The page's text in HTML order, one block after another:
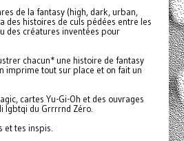
de la fantasy (high, dark, urban,
des histoires de culs pédées entre les
des créatures inventées pour
chacun* une histoire de fantasy
imprime tout sur place et on fait un
cartes Yu-Gi-Oh et des ouvrages
lgbtqi du Grrrrnd Zéro.
et tes inspis.